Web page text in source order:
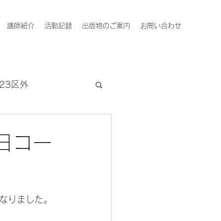
講師紹介 活動記録 出版物のご案内 お問い合わせ
区外
コー
りました。